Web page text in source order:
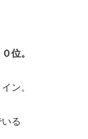
位。
ン。
る